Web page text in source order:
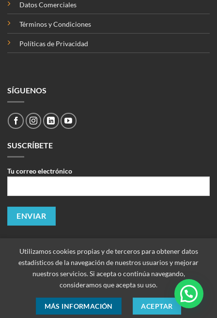
Datos Comerciales
Términos y Condiciones
Políticas de Privacidad
SÍGUENOS
SUSCRÍBETE
Tu correo electrónico
Copyright 2026 ©Improtek Ltda. Todos los derechos reservados
Utilizamos cookies propias y de terceros para obtener datos
estadísticos de la navegación de nuestros usuarios y mejorar
nuestros servicios. Si acepta o continúa navegando,
consideramos que acepta su uso.
MÁS INFORMACIÓN ACEPTAR